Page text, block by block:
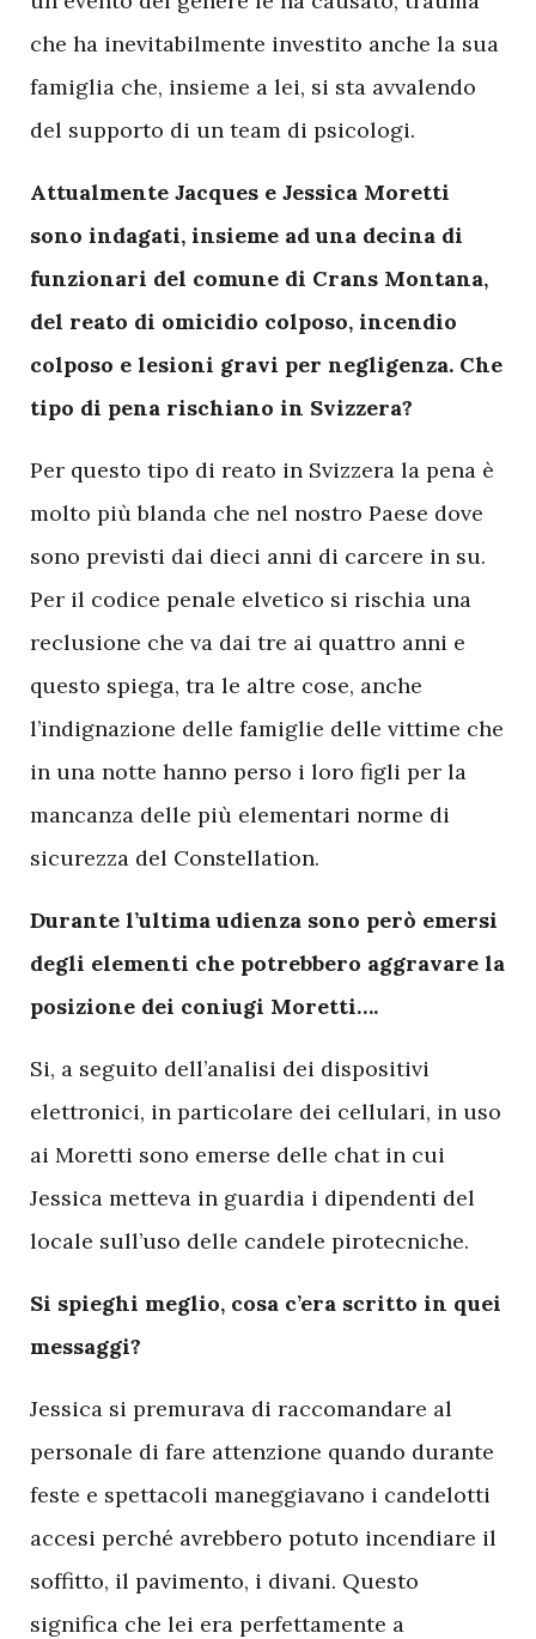
che ha inevitabilmente investito anche la sua
famiglia che, insieme a lei, si sta avvalendo
del supporto di un team di psicologi.
Attualmente Jacques e Jessica Moretti
sono indagati, insieme ad una decina di
funzionari del comune di Crans Montana,
del reato di omicidio colposo, incendio
colposo e lesioni gravi per negligenza. Che
tipo di pena rischiano in Svizzera?
Per questo tipo di reato in Svizzera la pena è
molto più blanda che nel nostro Paese dove
sono previsti dai dieci anni di carcere in su.
Per il codice penale elvetico si rischia una
reclusione che va dai tre ai quattro anni e
questo spiega, tra le altre cose, anche
l’indignazione delle famiglie delle vittime che
in una notte hanno perso i loro figli per la
mancanza delle più elementari norme di
sicurezza del Constellation.
Durante l’ultima udienza sono però emersi
degli elementi che potrebbero aggravare la
posizione dei coniugi Moretti….
Si, a seguito dell’analisi dei dispositivi
elettronici, in particolare dei cellulari, in uso
ai Moretti sono emerse delle chat in cui
Jessica metteva in guardia i dipendenti del
locale sull’uso delle candele pirotecniche.
Si spieghi meglio, cosa c’era scritto in quei
messaggi?
Jessica si premurava di raccomandare al
personale di fare attenzione quando durante
feste e spettacoli maneggiavano i candelotti
accesi perché avrebbero potuto incendiare il
soffitto, il pavimento, i divani. Questo
significa che lei era perfettamente a